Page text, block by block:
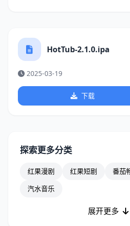
HotTub-2.1.0.ipa
2025-03-19
下载
探索更多分类
红果漫剧 红果短剧 番茄
汽水音乐
展开更多